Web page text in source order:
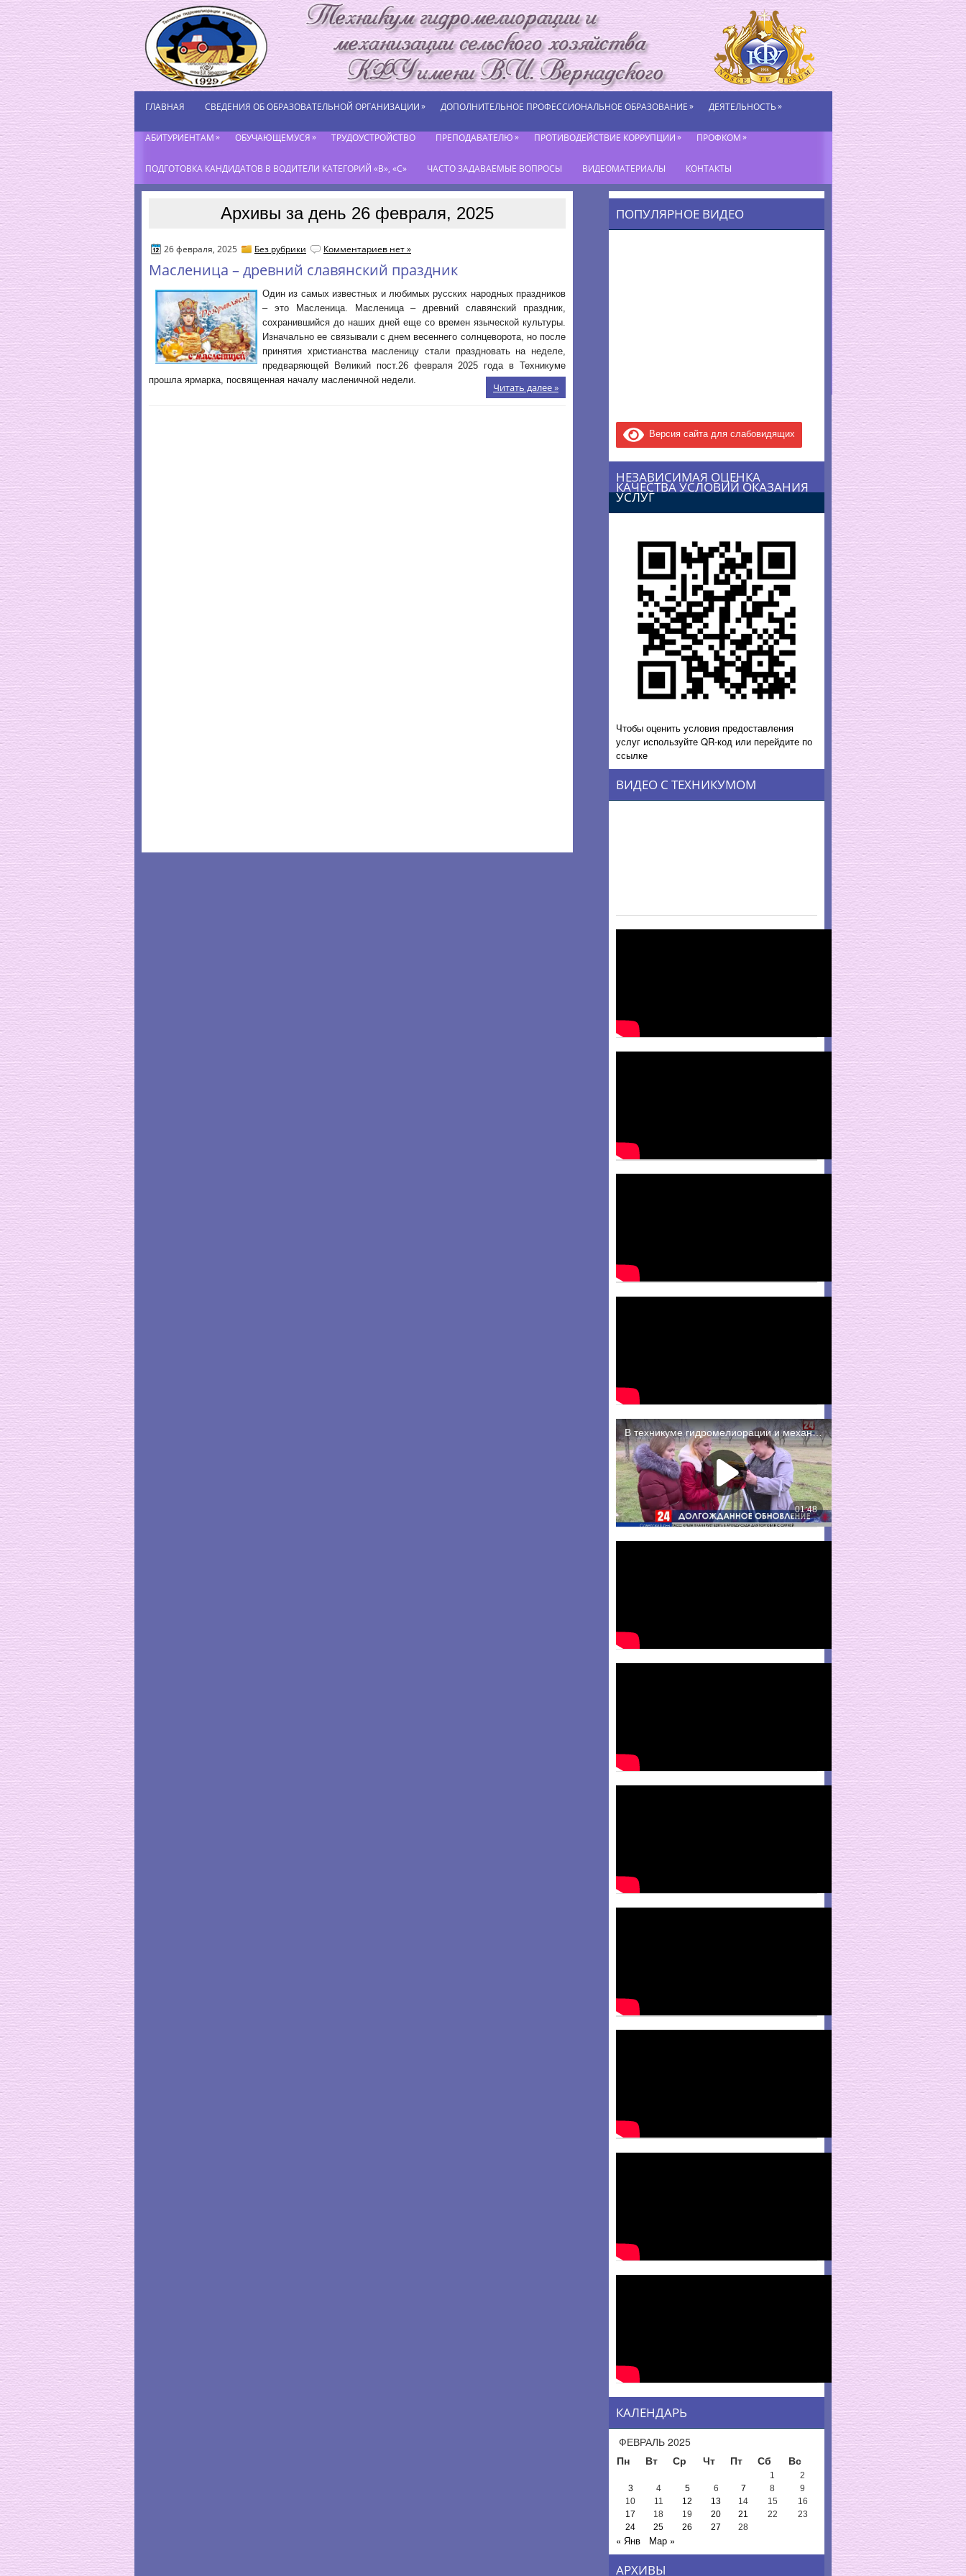
ГЛАВНАЯ СВЕДЕНИЯ ОБ ОБРАЗОВАТЕЛЬНОЙ ОРГАНИЗАЦИИ» ДОПОЛНИТЕЛЬНОЕ ПРОФЕССИОНАЛЬНОЕ ОБРАЗОВАНИЕ» ДЕЯТЕЛЬНОСТЬ»
АБИТУРИЕНТАМ» ОБУЧАЮЩЕМУСЯ» ТРУДОУСТРОЙСТВО ПРЕПОДАВАТЕЛЮ» ПРОТИВОДЕЙСТВИЕ КОРРУПЦИИ» ПРОФКОМ»
ПОДГОТОВКА КАНДИДАТОВ В ВОДИТЕЛИ КАТЕГОРИЙ «В», «С» ЧАСТО ЗАДАВАЕМЫЕ ВОПРОСЫ ВИДЕОМАТЕРИАЛЫ КОНТАКТЫ
Архивы за день 26 февраля, 2025
26 февраля, 2025 Без рубрики Комментариев нет »
Масленица – древний славянский праздник
Один из самых известных и любимых русских народных праздников
– это Масленица. Масленица – древний славянский праздник,
сохранившийся до наших дней еще со времен языческой культуры.
Изначально ее связывали с днем весеннего солнцеворота, но после
принятия христианства масленицу стали праздновать на неделе,
предваряющей Великий пост.26 февраля 2025 года в Техникуме
прошла ярмарка, посвященная началу масленичной недели.
Читать далее »
ПОПУЛЯРНОЕ ВИДЕО
Версия сайта для слабовидящих
НЕЗАВИСИМАЯ ОЦЕНКА
КАЧЕСТВА УСЛОВИЙ ОКАЗАНИЯ
УСЛУГ
Чтобы оценить условия предоставления
услуг используйте QR-код или перейдите по
ссылке
ВИДЕО С ТЕХНИКУМОМ
КАЛЕНДАРЬ
ФЕВРАЛЬ 2025
Пн
Вт Ср Чт Пт Сб Вс
1
2
3
4 5 6 7 8
9
10
11 12 13 14 15
16
17
18 19 20 21 22
23
24
25 26 27 28
« Янв Мар »
АРХИВЫ